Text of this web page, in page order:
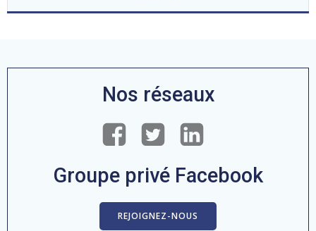
Nos réseaux
Groupe privé Facebook
REJOIGNEZ-NOUS